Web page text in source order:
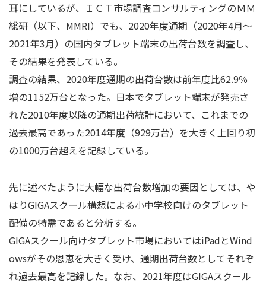
耳にしているが、ＩＣＴ市場調査コンサルティングのＭＭ
総研（以下、MMRI）でも、2020年度通期（2020年4月～
2021年3月）の国内タブレット端末の出荷台数を調査し、
その結果を発表している。
調査の結果、2020年度通期の出荷台数は前年度比62.9％
増の1152万台となった。日本でタブレット端末が発売さ
れた2010年度以降の通期出荷統計において、これまでの
過去最高であった2014年度（929万台）を大きく上回り初
の1000万台超えを記録している。
先に述べたように大幅な出荷台数増加の要因としては、や
はりGIGAスクール構想による小中学校向けのタブレット
配備の特需であると分析する。
GIGAスクール向けタブレット市場においてはiPadとWind
owsがその恩恵を大きく受け、通期出荷台数としてそれぞ
れ過去最高を記録した。なお、2021年度はGIGAスクール